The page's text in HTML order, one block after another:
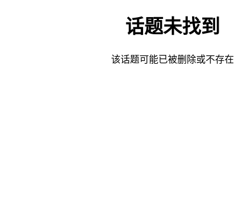
话题未找到
该话题可能已被删除或不存在